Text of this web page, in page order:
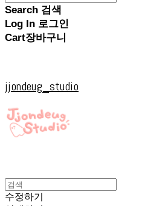
Search 검색
Log In 로그인
Cart장바구니
jjondeug_studio
수정하기